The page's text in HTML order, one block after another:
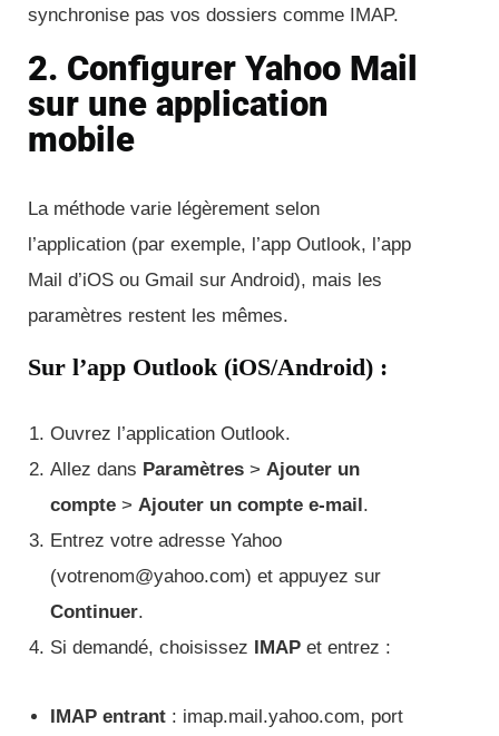
synchronise pas vos dossiers comme IMAP.
2. Configurer Yahoo Mail
sur une application
mobile
La méthode varie légèrement selon
l’application (par exemple, l’app Outlook, l’app
Mail d’iOS ou Gmail sur Android), mais les
paramètres restent les mêmes.
Sur l’app Outlook (iOS/Android) :
Ouvrez l’application Outlook.
Allez dans Paramètres > Ajouter un
compte > Ajouter un compte e-mail.
Entrez votre adresse Yahoo
(votrenom@yahoo.com) et appuyez sur
Continuer.
Si demandé, choisissez IMAP et entrez :
IMAP entrant : imap.mail.yahoo.com, port